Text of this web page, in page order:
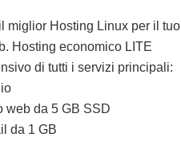
miglior Hosting Linux per il tuo
Hosting economico LITE
di tutti i servizi principali:
web da 5 GB SSD
da 1 GB